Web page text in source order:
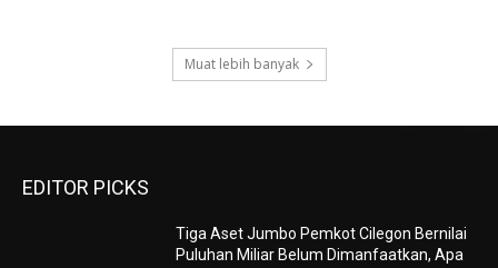
Muat lebih banyak
EDITOR PICKS
Tiga Aset Jumbo Pemkot Cilegon Bernilai
Puluhan Miliar Belum Dimanfaatkan, Apa